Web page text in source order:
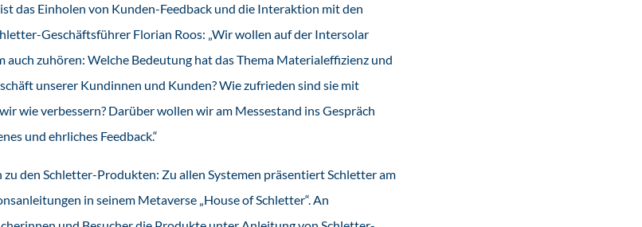
das Einholen von Kunden-Feedback und die Interaktion mit den
Geschäftsführer Florian Roos: „Wir wollen auf der Intersolar
auch zuhören: Welche Bedeutung hat das Thema Materialeffizienz und
unserer Kundinnen und Kunden? Wie zufrieden sind sie mit
wie verbessern? Darüber wollen wir am Messestand ins Gespräch
und ehrliches Feedback.“
den Schletter-Produkten: Zu allen Systemen präsentiert Schletter am
in seinem Metaverse „House of Schletter“. An